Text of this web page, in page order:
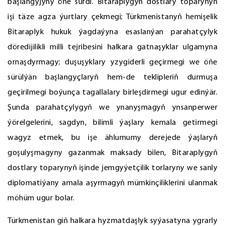
başlangyjyny öňe sürdi. Bitaraplygyň dostlary toparynyň
işi täze agza ýurtlary çekmegi; Türkmenistanyň hemişelik
Bitaraplyk hukuk ýagdaýyna esaslanýan parahatçylyk
döredijilikli milli tejribesini halkara gatnaşyklar ulgamyna
ornaşdyrmagy; duşuşyklary yzygiderli geçirmegi we öňe
sürülýän başlangyçlaryň hem-de teklipleriň durmuşa
geçirilmegi boýunça tagallalary birleşdirmegi ugur edinýär.
Şunda parahatçylygyň we ynanyşmagyň ynsanperwer
ýörelgelerini, sagdyn, bilimli ýaşlary kemala getirmegi
wagyz etmek, bu işe ählumumy derejede ýaşlaryň
goşulyşmagyny gazanmak maksady bilen, Bitaraplygyň
dostlary toparynyň işinde jemgyýetçilik torlaryny we sanly
diplomatiýany amala aşyrmagyň mümkinçiliklerini ulanmak
möhüm ugur bolar.
Türkmenistan giň halkara hyzmatdaşlyk syýasatyna ygrarly